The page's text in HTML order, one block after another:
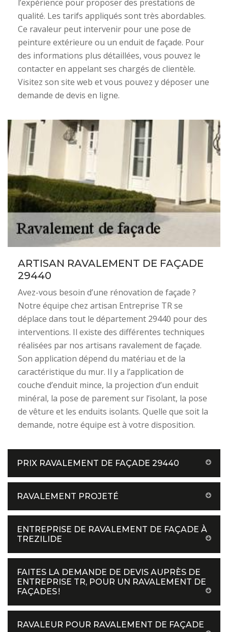
l’expérience pour proposer des prestations de
qualité. Les tarifs appliqués sont très abordables.
Ce ravaleur peut intervenir pour une pose de
peinture extérieure ou un enduit de façade. Pour
des informations plus détaillées, vous pouvez le
contacter en appelant ses chargés de clientèle.
Visitez son site web et vous pouvez y déposer une
demande de devis en ligne.
ARTISAN RAVALEMENT DE FAÇADE
29440
Avez-vous besoin d’une rénovation de façade ?
Notre équipe chez artisan Entreprise TR se
déplace dans tout le département 29440 pour des
interventions. Il existe des différentes techniques
réalisées par nos artisans ravalement de façade.
Son application dépend du matériau et de la
caractéristique du mur. Il y a l’application de
couche d’enduit mince, la projection d’un enduit
minéral, la pose de parement sur l’isolant, la pose
de vêture et les enduits isolants. Quelle que soit la
demande, notre équipe est à votre disposition.
PRIX RAVALEMENT DE FAÇADE 29440
RAVALEMENT PROJETÉ
ENTREPRISE DE RAVALEMENT DE FAÇADE À
TREZILIDE
FAITES LA DEMANDE DE DEVIS AUPRÈS DE
ENTREPRISE TR, POUR UN RAVALEMENT DE
FAÇADES !
RAVALEUR POUR RAVALEMENT DE FAÇADE